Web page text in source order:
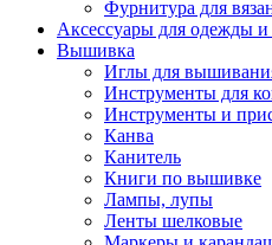
Фурнитура для
Аксессуары для одежды и
Вышивка
Иглы для
Инструменты для
Инструменты и
Канва
Канитель
Книги по вышивке
Лампы, лупы
Ленты шелковые